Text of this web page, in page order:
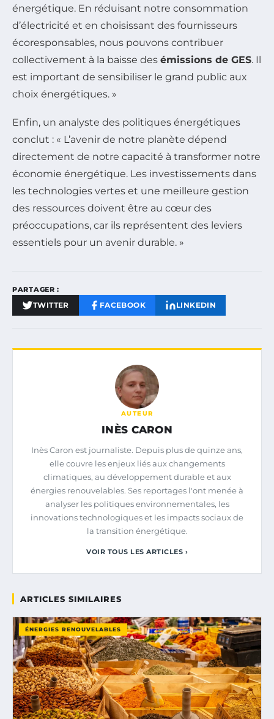
énergétique. En réduisant notre consommation
d’électricité et en choisissant des fournisseurs
écoresponsables, nous pouvons contribuer
collectivement à la baisse des émissions de GES. Il
est important de sensibiliser le grand public aux
choix énergétiques. »
Enfin, un analyste des politiques énergétiques
conclut : « L’avenir de notre planète dépend
directement de notre capacité à transformer notre
économie énergétique. Les investissements dans
les technologies vertes et une meilleure gestion
des ressources doivent être au cœur des
préoccupations, car ils représentent des leviers
essentiels pour un avenir durable. »
PARTAGER :
TWITTER FACEBOOK LINKEDIN
AUTEUR
INÈS CARON
Inès Caron est journaliste. Depuis plus de quinze ans,
elle couvre les enjeux liés aux changements
climatiques, au développement durable et aux
énergies renouvelables. Ses reportages l'ont menée à
analyser les politiques environnementales, les
innovations technologiques et les impacts sociaux de
la transition énergétique.
VOIR TOUS LES ARTICLES ›
ARTICLES SIMILAIRES
ÉNERGIES RENOUVELABLES